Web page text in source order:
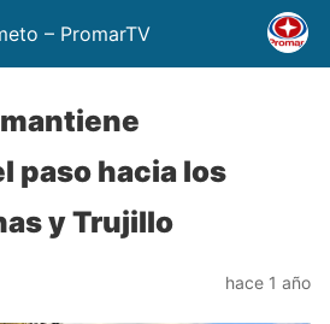
– PromarTV
paso hacia los
y Trujillo
hace 1 año